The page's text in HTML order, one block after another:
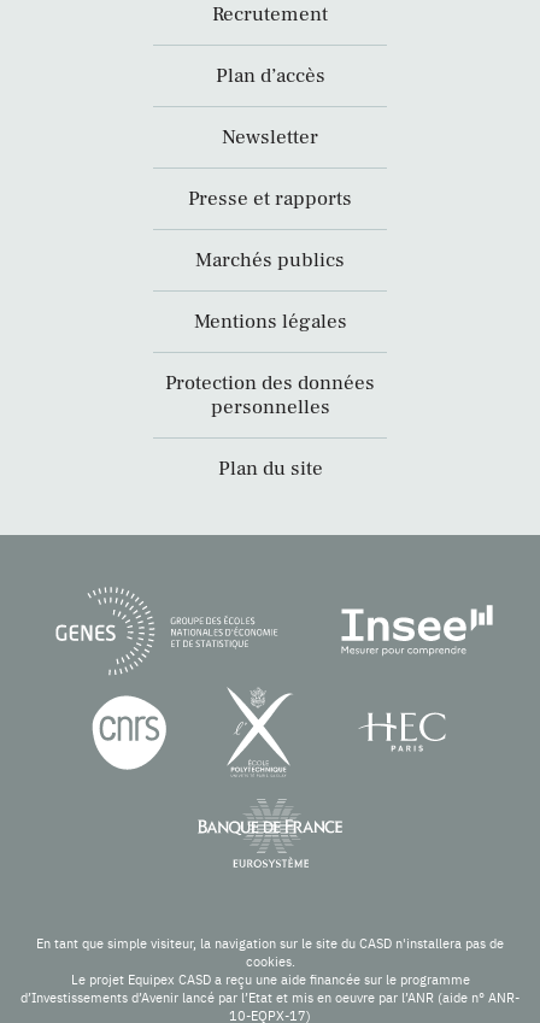
Recrutement
Plan d’accès
Newsletter
Presse et rapports
Marchés publics
Mentions légales
Protection des données
personnelles
Plan du site
En tant que simple visiteur, la navigation sur le site du CASD n'installera pas de
cookies.
Le projet Equipex CASD a reçu une aide financée sur le programme
d’Investissements d’Avenir lancé par l’Etat et mis en oeuvre par l’ANR (aide n° ANR-
10-EQPX-17)